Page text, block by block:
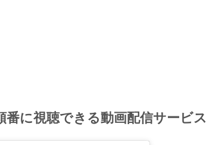
番に視聴できる動画配信サービス